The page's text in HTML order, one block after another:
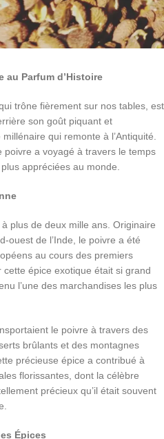
au Parfum d’Histoire
trône fièrement sur nos tables, est
son goût piquant et
qui remonte à l’Antiquité.
a voyagé à travers le temps
appréciées au monde.
plus de deux mille ans. Originaire
ouest de l’Inde, le poivre a été
au cours des premiers
cette épice exotique était si grand
l’une des marchandises les plus
le poivre à travers des
brûlants et des montagnes
précieuse épice a contribué à
florissantes, dont la célèbre
précieux qu’il était souvent
Épices